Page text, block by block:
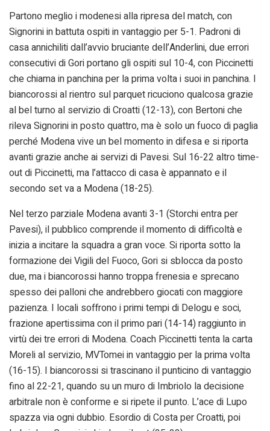
Partono meglio i modenesi alla ripresa del match, con
Signorini in battuta ospiti in vantaggio per 5-1. Padroni di
casa annichiliti dall’avvio bruciante dell’Anderlini, due errori
consecutivi di Gori portano gli ospiti sul 10-4, con Piccinetti
che chiama in panchina per la prima volta i suoi in panchina. I
biancorossi al rientro sul parquet ricuciono qualcosa grazie
al bel turno al servizio di Croatti (12-13), con Bertoni che
rileva Signorini in posto quattro, ma è solo un fuoco di paglia
perché Modena vive un bel momento in difesa e si riporta
avanti grazie anche ai servizi di Pavesi. Sul 16-22 altro time-
out di Piccinetti, ma l’attacco di casa è appannato e il
secondo set va a Modena (18-25).
Nel terzo parziale Modena avanti 3-1 (Storchi entra per
Pavesi), il pubblico comprende il momento di difficoltà e
inizia a incitare la squadra a gran voce. Si riporta sotto la
formazione dei Vigili del Fuoco, Gori si sblocca da posto
due, ma i biancorossi hanno troppa frenesia e sprecano
spesso dei palloni che andrebbero giocati con maggiore
pazienza. I locali soffrono i primi tempi di Delogu e soci,
frazione apertissima con il primo pari (14-14) raggiunto in
virtù dei tre errori di Modena. Coach Piccinetti tenta la carta
Moreli al servizio, MVTomei in vantaggio per la prima volta
(16-15). I biancorossi si trascinano il punticino di vantaggio
fino al 22-21, quando su un muro di Imbriolo la decisione
arbitrale non è conforme e si ripete il punto. L’ace di Lupo
spazza via ogni dubbio. Esordio di Costa per Croatti, poi